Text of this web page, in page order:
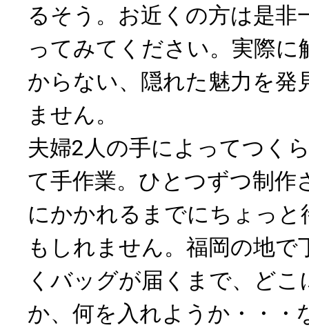
るそう。お近くの方は是非
ってみてください。実際
からない、隠れた魅力を発
ません。
夫婦2人の手によってつく
て手作業。ひとつずつ制作
にかかれるまでにちょっ
もしれません。福岡の地で
くバッグが届くまで、ど
か、何を入れようか・・・